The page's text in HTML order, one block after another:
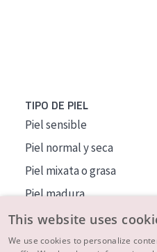
TIPO DE PIEL
Piel sensible
Piel normal y seca
Piel mixata o grasa
Piel madura
Piel expuesta al sol
Piel menopáusica
This website uses
We use cookies to personalize